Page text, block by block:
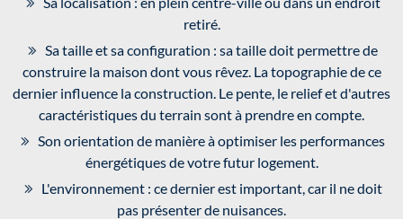
retiré.
Sa taille et sa configuration : sa taille doit permettre de
construire la maison dont vous rêvez. La topographie de ce
dernier influence la construction. Le pente, le relief et d'autres
caractéristiques du terrain sont à prendre en compte.
Son orientation de manière à optimiser les performances
énergétiques de votre futur logement.
L'environnement : ce dernier est important, car il ne doit
pas présenter de nuisances.